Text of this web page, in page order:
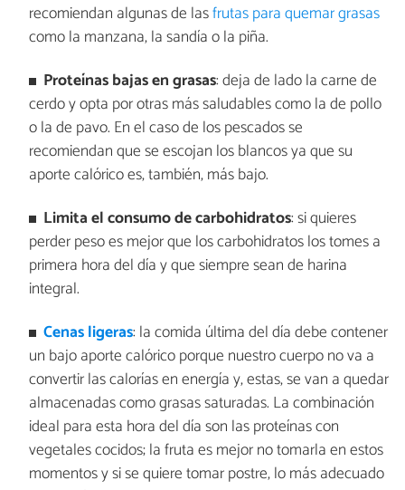
recomiendan algunas de lasfrutas para quemar grasas
como la manzana, la sandía o la piña.
Proteínas bajas en grasas: deja de lado la carne de
cerdo y opta por otras más saludables como la de pollo
o la de pavo. En el caso de los pescados se
recomiendan que se escojan los blancos ya que su
aporte calórico es, también, más bajo.
Limita el consumo de carbohidratos: si quieres
perder peso es mejor que los carbohidratos los tomes a
primera hora del día y que siempre sean de harina
integral.
Cenas ligeras: la comida última del día debe contener
un bajo aporte calórico porque nuestro cuerpo no va a
convertir las calorías en energía y, estas, se van a quedar
almacenadas como grasas saturadas. La combinación
ideal para esta hora del día son las proteínas con
vegetales cocidos; la fruta es mejor no tomarla en estos
momentos y si se quiere tomar postre, lo más adecuado